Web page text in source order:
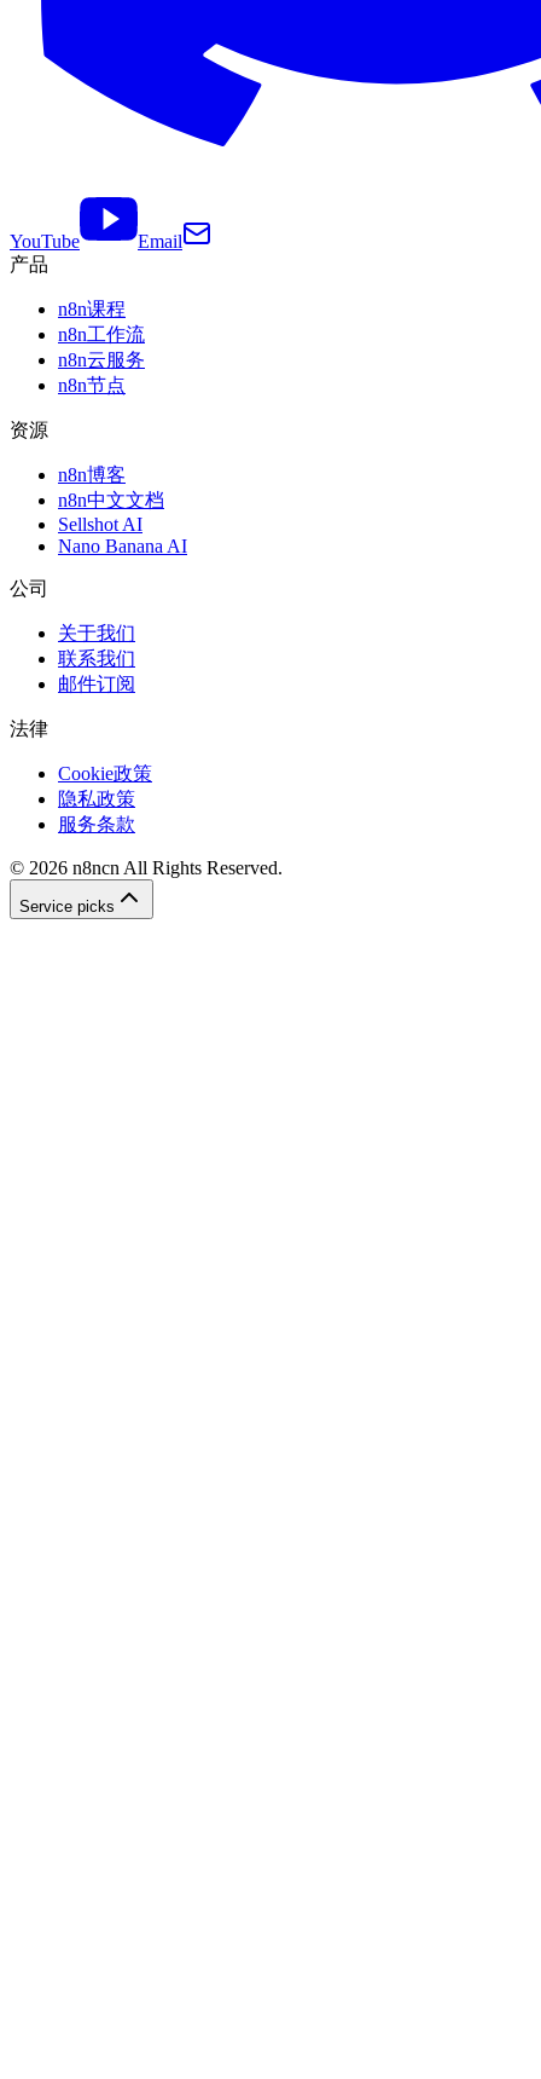
YouTube
Email
产品
n8n课程
n8n工作流
n8n云服务
n8n节点
资源
n8n博客
n8n中文文档
Sellshot AI
Nano Banana AI
公司
关于我们
联系我们
邮件订阅
法律
Cookie政策
隐私政策
服务条款
© 2026 n8ncn All Rights Reserved.
Service picks